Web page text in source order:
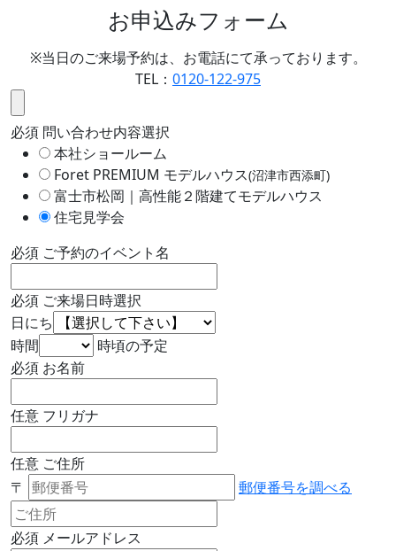
お申込みフォーム
※当日のご来場予約は、お電話にて承っております。
TEL： 0120-122-975
必須 問い合わせ内容選択
本社ショールーム
Foret PREMIUM モデルハウス(沼津市西添町)
富士市松岡｜高性能２階建てモデルハウス
住宅見学会
必須 ご予約のイベント名
必須 ご来場日時選択
日にち
時間
時頃の予定
必須 お名前
任意 フリガナ
任意 ご住所
〒
郵便番号を調べる
必須 メールアドレス